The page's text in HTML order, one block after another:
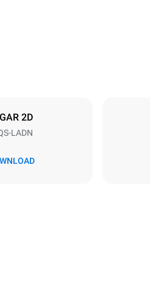
2D
LADN